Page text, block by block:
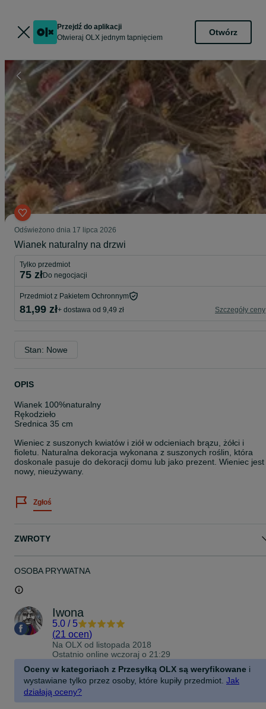
Przejdź do aplikacji
Otwieraj OLX jednym tapnięciem
Otwórz
Odświeżono dnia 17 lipca 2026
Wianek naturalny na drzwi
Tylko przedmiot
75 zł do negocjacji
Przedmiot z Pakietem Ochronnym
81,99 zł+ dostawa od 9,49 zł Szczegóły ceny
Stan: Nowe
OPIS
Wianek 100%naturalny
Rękodzieło
Srednica 35 cm
Wieniec z suszonych kwiatów i ziół w odcieniach brązu, żółci i
fioletu. Naturalna dekoracja wykonana z suszonych roślin, która
doskonale pasuje do dekoracji domu lub jako prezent. Wieniec jest
nowy, nieużywany.
Zgłoś
ZWROTY
OSOBA PRYWATNA
Iwona
5.0 / 5
(21 ocen)
Na OLX od listopada 2018
Ostatnio online wczoraj o 21:29
Oceny w kategoriach z Przesyłką OLX są weryfikowane i
wystawiane tylko przez osoby, które kupiły przedmiot. Jak
działają oceny?